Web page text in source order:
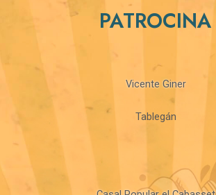
PATROCINA
Vicente Giner
Tablegán